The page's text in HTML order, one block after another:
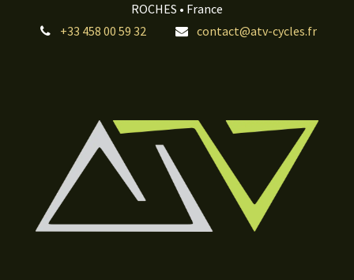
ROCHES • France
+33 458 00 59 32
contact@atv-cycles.fr